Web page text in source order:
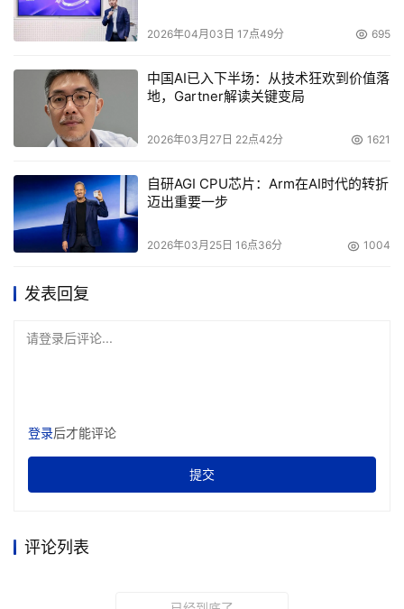
2026年04月03日 17点49分 695
中国AI已入下半场：从技术狂欢到价值落
地，Gartner解读关键变局
2026年03月27日 22点42分 1621
自研AGI CPU芯片：Arm在AI时代的转折
迈出重要一步
2026年03月25日 16点36分 1004
发表回复
请登录后评论...
登录后才能评论
提交
评论列表